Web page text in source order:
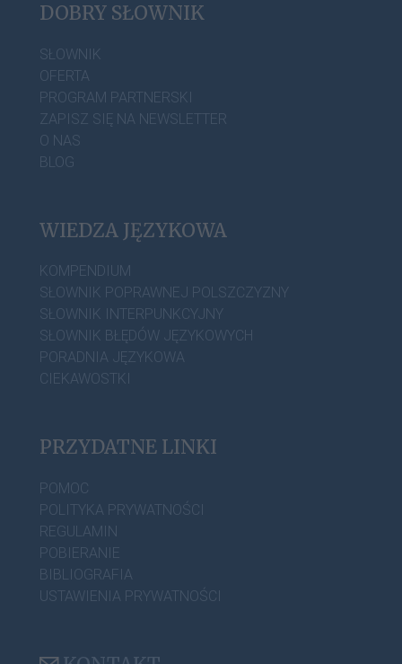
DOBRY SŁOWNIK
SŁOWNIK
OFERTA
PROGRAM PARTNERSKI
ZAPISZ SIĘ NA NEWSLETTER
O NAS
BLOG
WIEDZA JĘZYKOWA
KOMPENDIUM
SŁOWNIK POPRAWNEJ POLSZCZYZNY
SŁOWNIK INTERPUNKCYJNY
SŁOWNIK BŁĘDÓW JĘZYKOWYCH
PORADNIA JĘZYKOWA
CIEKAWOSTKI
PRZYDATNE LINKI
POMOC
POLITYKA PRYWATNOŚCI
REGULAMIN
POBIERANIE
BIBLIOGRAFIA
USTAWIENIA PRYWATNOŚCI